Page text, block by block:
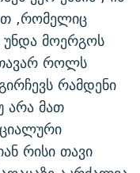
,რომელიც
უნდა მოერგოს
როლს
რამდენი
არა მათ
რისი თავი